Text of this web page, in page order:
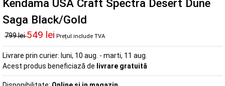
Kendama USA Craft Spectra Desert Dune
Saga Black/Gold
799 lei549 lei Prețul include TVA
Livrare prin curier: luni, 10 aug. - marti, 11 aug.
Acest produs beneficiază de livrare gratuită